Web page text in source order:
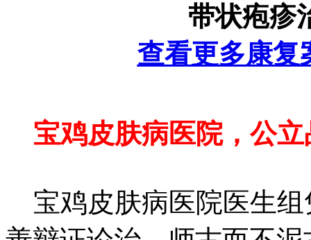
带状疱疹
查看更多康复
宝鸡皮肤病医院，公
宝鸡皮肤病医院医生组